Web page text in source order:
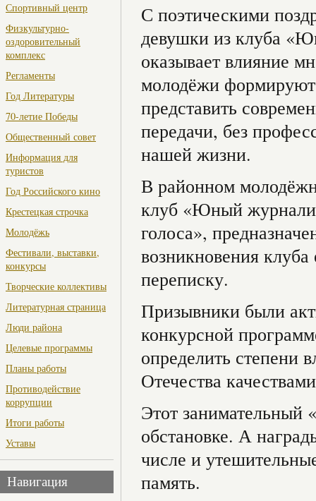
Спортивный центр
Физкультурно-
оздоровительный
комплекс
Регламенты
Год Литературы
70-летие Победы
Общественный совет
Информация для
туристов
Год Российского кино
Крестецкая строчка
Молодёжь
Фестивали, выставки,
конкурсы
Творческие коллективы
Литературная страница
Люди района
Целевые программы
Планы работы
Противодействие
коррупции
Итоги работы
Уставы
Навигация
С поэтическими
девушки из клуба
оказывает влияние
молодёжи
представить
передачи, без
нашей жизни.
В районном
клуб «Юный
голоса»,
возникновения
переписку.
Призывники были
конкурсной
определить степени
Отечества
Этот занимательный
обстановке. А
числе и
память.